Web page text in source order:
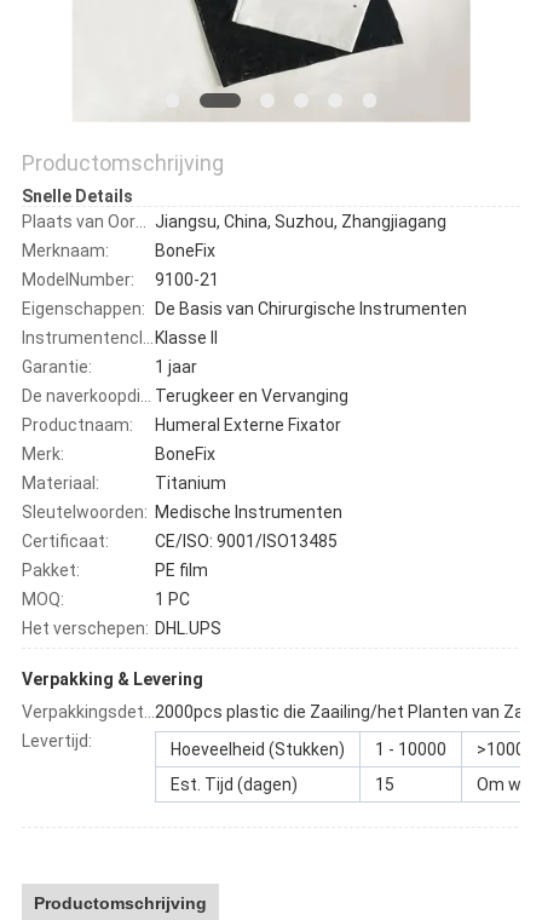
Productomschrijving
Snelle Details
Plaats van Oorsprong: Jiangsu, China, Suzhou, Zhangjiagang
Merknaam:
BoneFix
ModelNumber:
9100-21
Eigenschappen:
De Basis van Chirurgische Instrumenten
Instrumentenclassificatie: Klasse II
Garantie:
1 jaar
De naverkoopdienst: Terugkeer en Vervanging
Productnaam:
Humeral Externe Fixator
Merk:
BoneFix
Materiaal:
Titanium
Sleutelwoorden: Medische Instrumenten
Certificaat:
CE/ISO: 9001/ISO13485
Pakket:
PE film
MOQ:
1 PC
Het verschepen: DHL.UPS
Verpakking & Levering
Verpakkingsdetails
Levertijd:
Hoeveelheid (Stukken) 1 - 10000
>10000
Est. Tijd (dagen)
15 Om
Productomschrijving